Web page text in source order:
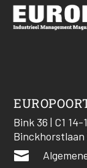
Bink 36 | C1 14-
Binckhorstlaan
